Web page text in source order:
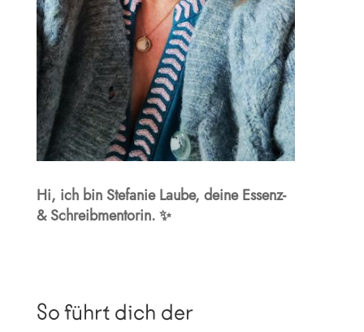
Hi, ich bin Stefanie Laube, deine Essenz-
& Schreibmentorin. ✨
So führt dich der